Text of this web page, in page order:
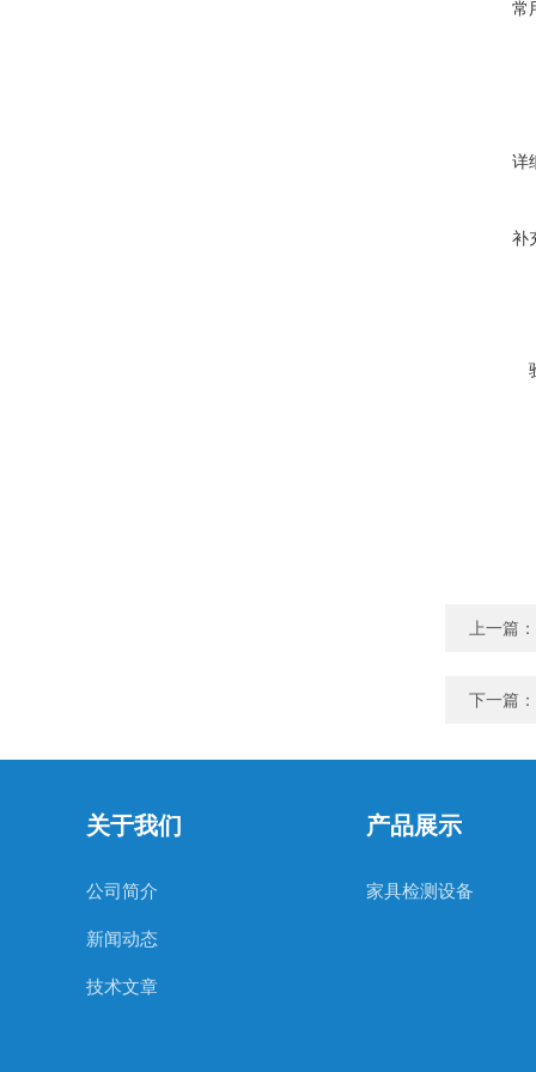
常
详
补
上一篇：
下一篇：
关于我们
公司简介
新闻动态
技术文章
产品展示
家具检测设备